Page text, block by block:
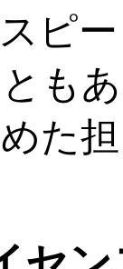
ピ
も
た